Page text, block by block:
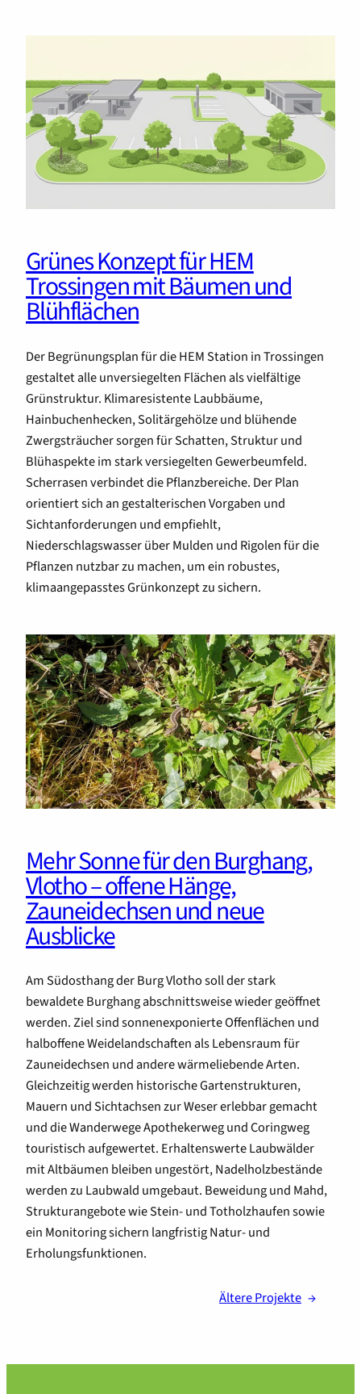
Grünes Konzept für HEM
Trossingen mit Bäumen und
Blühflächen
Der Begrünungsplan für die HEM Station in Trossingen
gestaltet alle unversiegelten Flächen als vielfältige
Grünstruktur. Klimaresistente Laubbäume,
Hainbuchenhecken, Solitärgehölze und blühende
Zwergsträucher sorgen für Schatten, Struktur und
Blühaspekte im stark versiegelten Gewerbeumfeld.
Scherrasen verbindet die Pflanzbereiche. Der Plan
orientiert sich an gestalterischen Vorgaben und
Sichtanforderungen und empfiehlt,
Niederschlagswasser über Mulden und Rigolen für die
Pflanzen nutzbar zu machen, um ein robustes,
klimaangepasstes Grünkonzept zu sichern.
Mehr Sonne für den Burghang,
Vlotho – offene Hänge,
Zauneidechsen und neue
Ausblicke
Am Südosthang der Burg Vlotho soll der stark
bewaldete Burghang abschnittsweise wieder geöffnet
werden. Ziel sind sonnenexponierte Offenflächen und
halboffene Weidelandschaften als Lebensraum für
Zauneidechsen und andere wärmeliebende Arten.
Gleichzeitig werden historische Gartenstrukturen,
Mauern und Sichtachsen zur Weser erlebbar gemacht
und die Wanderwege Apothekerweg und Coringweg
touristisch aufgewertet. Erhaltenswerte Laubwälder
mit Altbäumen bleiben ungestört, Nadelholzbestände
werden zu Laubwald umgebaut. Beweidung und Mahd,
Strukturangebote wie Stein- und Totholzhaufen sowie
ein Monitoring sichern langfristig Natur- und
Erholungsfunktionen.
Ältere Projekte →